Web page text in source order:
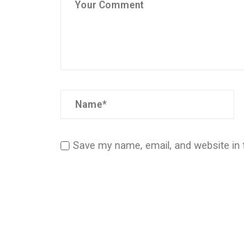
Save my name, email, and website